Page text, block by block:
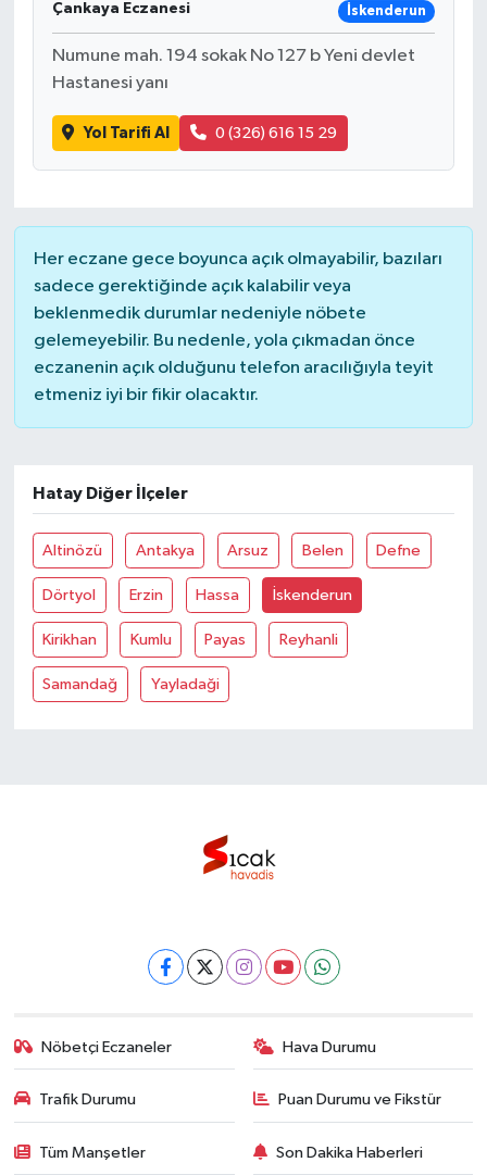
Çankaya Eczanesi İskenderun
Numune mah. 194 sokak No 127 b Yeni devlet
Hastanesi yanı
Yol Tarifi Al 0 (326) 616 15 29
Her eczane gece boyunca açık olmayabilir, bazıları
sadece gerektiğinde açık kalabilir veya
beklenmedik durumlar nedeniyle nöbete
gelemeyebilir. Bu nedenle, yola çıkmadan önce
eczanenin açık olduğunu telefon aracılığıyla teyit
etmeniz iyi bir fikir olacaktır.
Hatay Diğer İlçeler
Altinözü Antakya Arsuz Belen Defne
Dörtyol Erzin Hassa İskenderun
Kirikhan Kumlu Payas Reyhanli
Samandağ Yayladaği
Nöbetçi Eczaneler Hava Durumu
Trafik Durumu Puan Durumu ve Fikstür
Tüm Manşetler Son Dakika Haberleri